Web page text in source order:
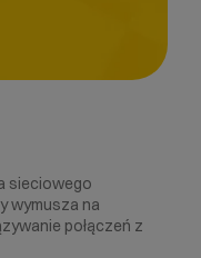
sieciowego
wymusza na
połączeń z